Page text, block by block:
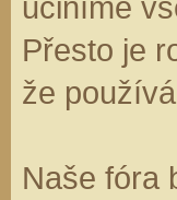
Přesto je
že
Naše fóra